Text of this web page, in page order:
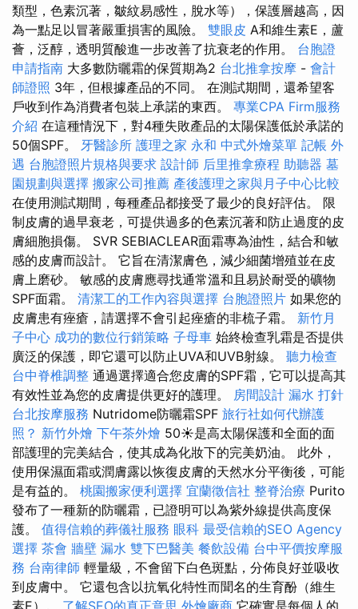
類型，色素沉著，皺紋易感性，脫水等），保護層越高，因
為一點足以冒著嚴重損害的風險。 雙眼皮 A和維生素E，蘆
薈，泛醇，透明質酸進一步改善了抗衰老的作用。 台胞證
申請指南 大多數防曬霜的保質期為2 台北推拿按摩 - 會計
師證照 3年，但根據產品的不同。 在測試期間，還希望客
戶收到作為消費者包裝上承諾的東西。 專業CPA Firm服務
介紹 在這種情況下，對4種失敗產品的太陽保護低於承諾的
50個SPF。 牙醫診所 護理之家 永和 中式外燴菜單 記帳 外
遇 台胞證照片規格與要求 設計師 后里推拿療程 助聽器 墓
園規劃與選擇 搬家公司推薦 產後護理之家與月子中心比較
在使用測試期間，每種產品都接受了最少的良好評估。 限
制皮膚的過早衰老，可提供過多的色素沉著和防止過度的皮
膚細胞損傷。 SVR SEBIACLEAR面霜專為油性，結合和敏
感的皮膚而設計。 它旨在清潔膚色，減少細菌增殖並在皮
膚上磨砂。 敏感的皮膚應尋找通常溫和且易於耐受的礦物
SPF面霜。 清潔工的工作內容與選擇 台胞證照片 如果您的
皮膚患有痤瘡，請選擇不會引起痤瘡的非梳子霜。 新竹月
子中心 成功的數位行銷策略 子母車 始終檢查乳霜是否提供
廣泛的保護，即它還可以防止UVA和UVB射線。 聽力檢查
台中脊椎調整 通過選擇適合您皮膚的SPF霜，它可以提高其
有效性並為您的皮膚提供更好的護理。 房間設計 漏水 打針
台北按摩服務 Nutridome防曬霜SPF 旅行社如何代辦護
照？ 新竹外燴 下午茶外燴 50☀️是高太陽保護和全面的面
部護理的完美結合，使其成為化妝下的完美奶油。 此外，
使用保濕面霜或潤膚露以恢復皮膚的天然水分平衡後，可能
是有益的。 桃園搬家便利選擇 宜蘭徵信社 整脊治療 Purito
發布了一種新的防曬霜，已證明可以為紫外線提供高度保
護。 值得信賴的葬儀社服務 眼科 最受信賴的SEO Agency
選擇 茶會 牆壁 漏水 雙下巴醫美 餐飲設備 台中平價按摩服
務 台南律師 輕量級，不會留下白色斑點，分佈良好並吸收
到皮膚中。 它還包含以抗氧化特性而聞名的生育酚（維生
素E）。 了解SEO的真正意思 外燴廠商 它確實是每個人的